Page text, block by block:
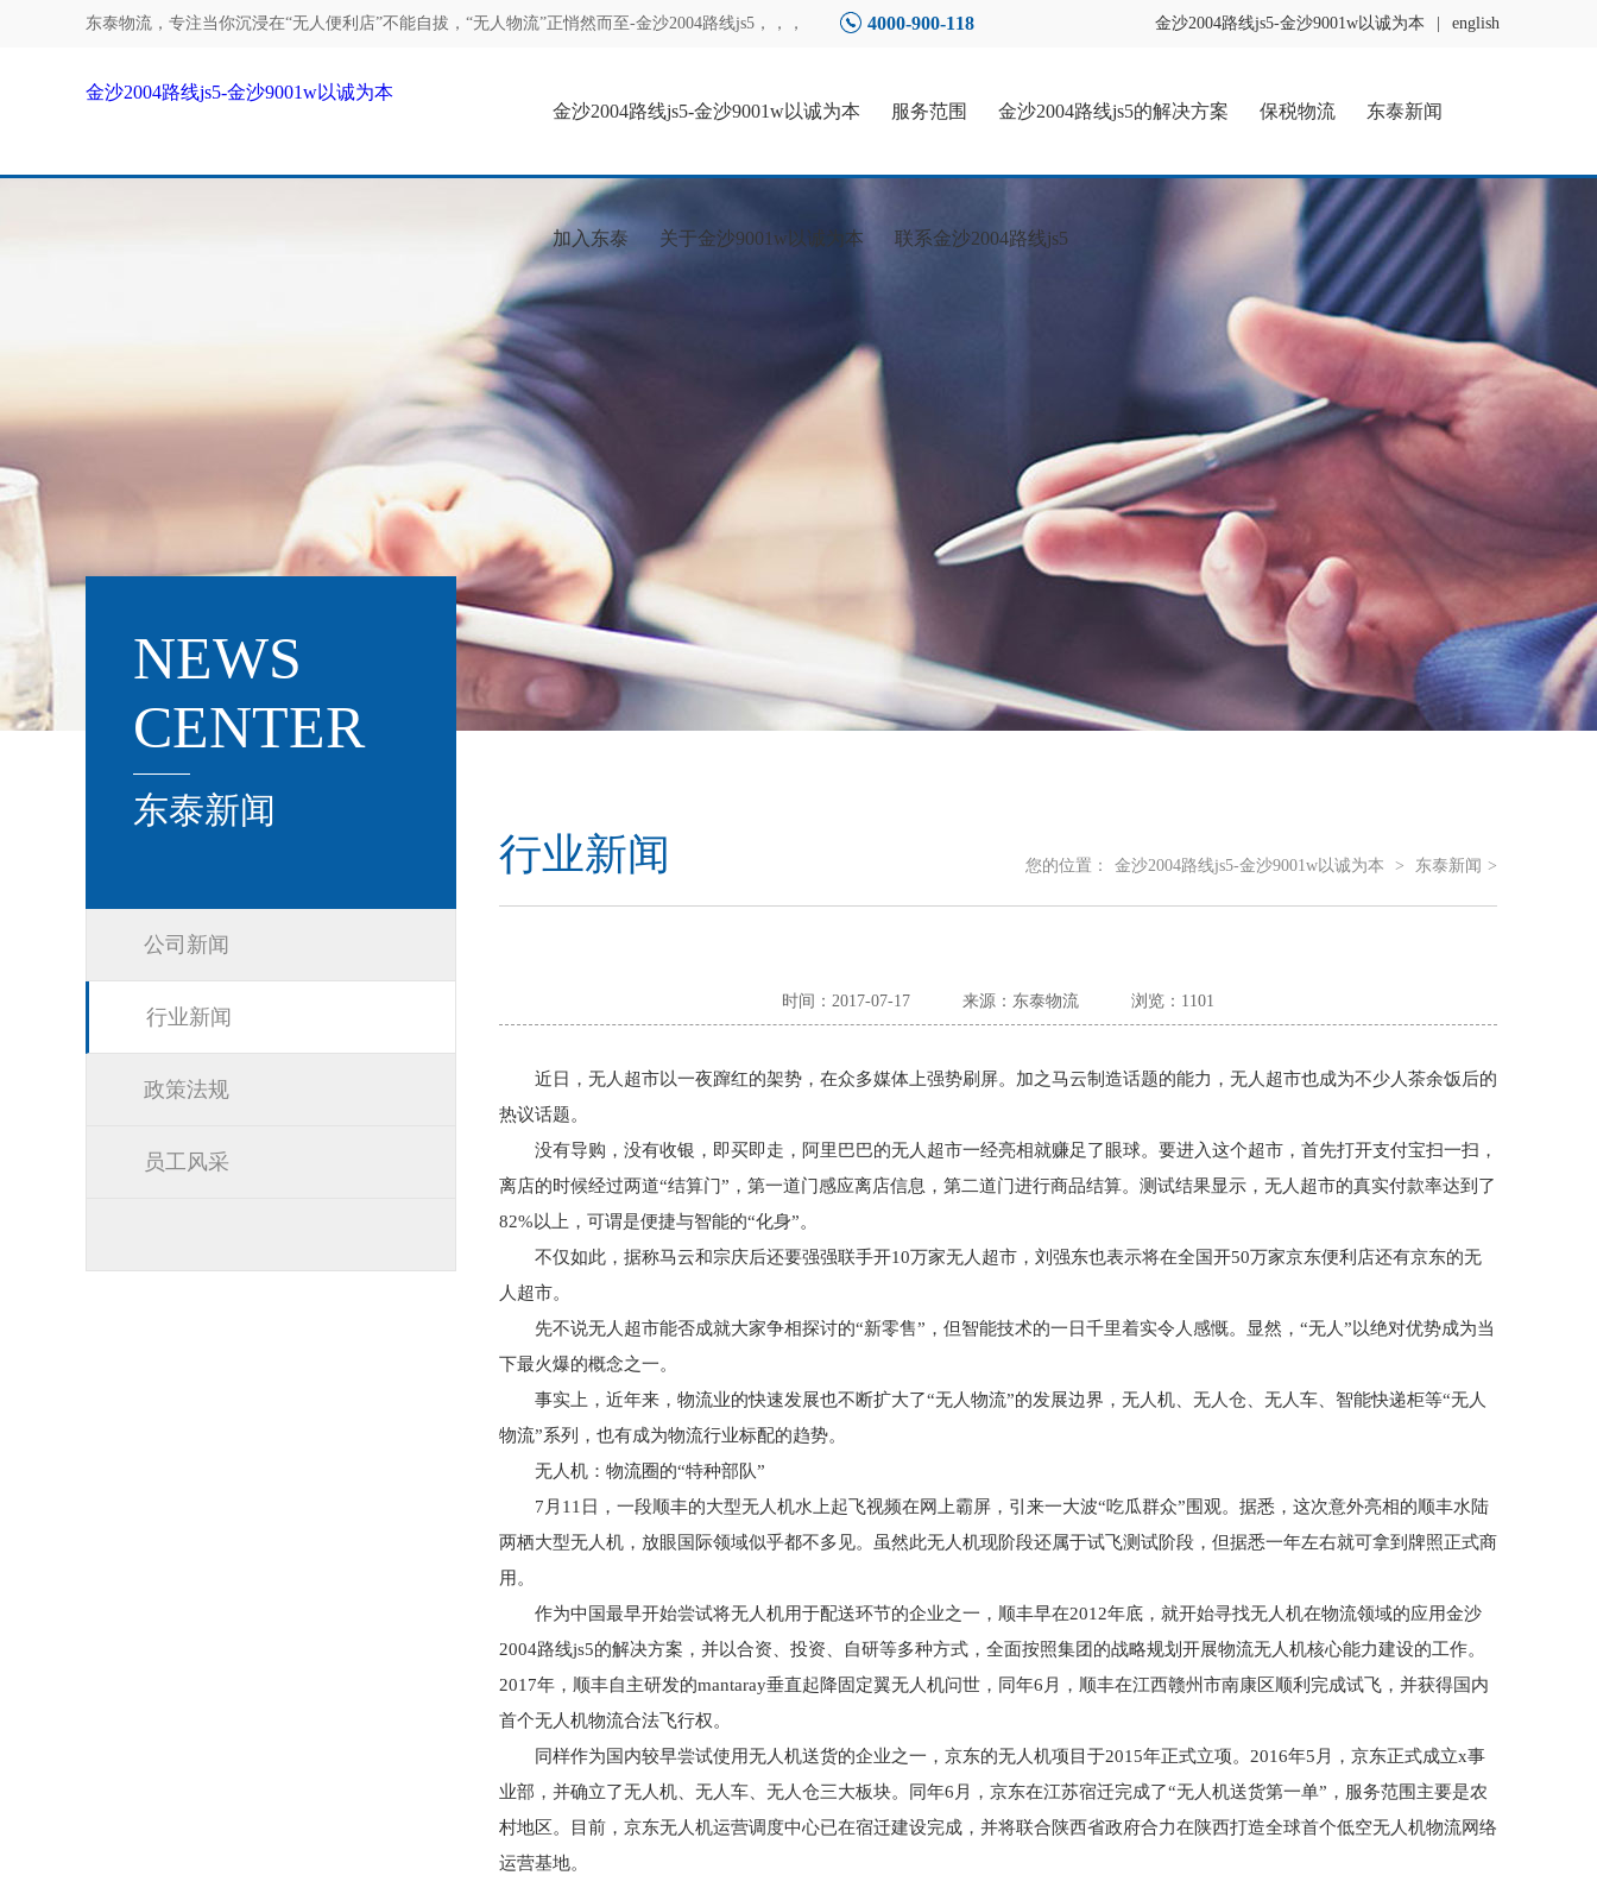
东泰物流，专注当你沉浸在“无人便利店”不能自拔，“无人物流”正悄然而至-金沙2004路线js5 ，，， 4000-900-118 金沙2004路线js5-金沙9001w以诚为本 english
金沙2004路线js5-金沙9001w以诚为本
金沙2004路线js5-金沙9001w以诚为本
服务范围 金沙2004路线js5的解决方案 保税物流 东泰新闻
加入东泰 关于金沙9001w以诚为本 联系金沙2004路线js5
NEWS
CENTER
东泰新闻
公司新闻
行业新闻
政策法规
员工风采
行业新闻 您的位置： 金沙2004路线js5-金沙9001w以诚为本 > 东泰新闻 >
时间：2017-07-17 来源：东泰物流 浏览：1101
近日，无人超市以一夜蹿红的架势，在众多媒体上强势刷屏。加之马云制造话题的能力，无人超市也成为不少人茶余饭后的
热议话题。
没有导购，没有收银，即买即走，阿里巴巴的无人超市一经亮相就赚足了眼球。要进入这个超市，首先打开支付宝扫一扫，
离店的时候经过两道“结算门”，第一道门感应离店信息，第二道门进行商品结算。测试结果显示，无人超市的真实付款率达到了
82%以上，可谓是便捷与智能的“化身”。
不仅如此，据称马云和宗庆后还要强强联手开10万家无人超市，刘强东也表示将在全国开50万家京东便利店还有京东的无
人超市。
先不说无人超市能否成就大家争相探讨的“新零售”，但智能技术的一日千里着实令人感慨。显然，“无人”以绝对优势成为当
下最火爆的概念之一。
事实上，近年来，物流业的快速发展也不断扩大了“无人物流”的发展边界，无人机、无人仓、无人车、智能快递柜等“无人
物流”系列，也有成为物流行业标配的趋势。
无人机：物流圈的“特种部队”
7月11日，一段顺丰的大型无人机水上起飞视频在网上霸屏，引来一大波“吃瓜群众”围观。据悉，这次意外亮相的顺丰水陆
两栖大型无人机，放眼国际领域似乎都不多见。虽然此无人机现阶段还属于试飞测试阶段，但据悉一年左右就可拿到牌照正式商
用。
作为中国最早开始尝试将无人机用于配送环节的企业之一，顺丰早在2012年底，就开始寻找无人机在物流领域的应用金沙
2004路线js5的解决方案，并以合资、投资、自研等多种方式，全面按照集团的战略规划开展物流无人机核心能力建设的工作。
2017年，顺丰自主研发的mantaray垂直起降固定翼无人机问世，同年6月，顺丰在江西赣州市南康区顺利完成试飞，并获得国内
首个无人机物流合法飞行权。
同样作为国内较早尝试使用无人机送货的企业之一，京东的无人机项目于2015年正式立项。2016年5月，京东正式成立x事
业部，并确立了无人机、无人车、无人仓三大板块。同年6月，京东在江苏宿迁完成了“无人机送货第一单”，服务范围主要是农
村地区。目前，京东无人机运营调度中心已在宿迁建设完成，并将联合陕西省政府合力在陕西打造全球首个低空无人机物流网络
运营基地。